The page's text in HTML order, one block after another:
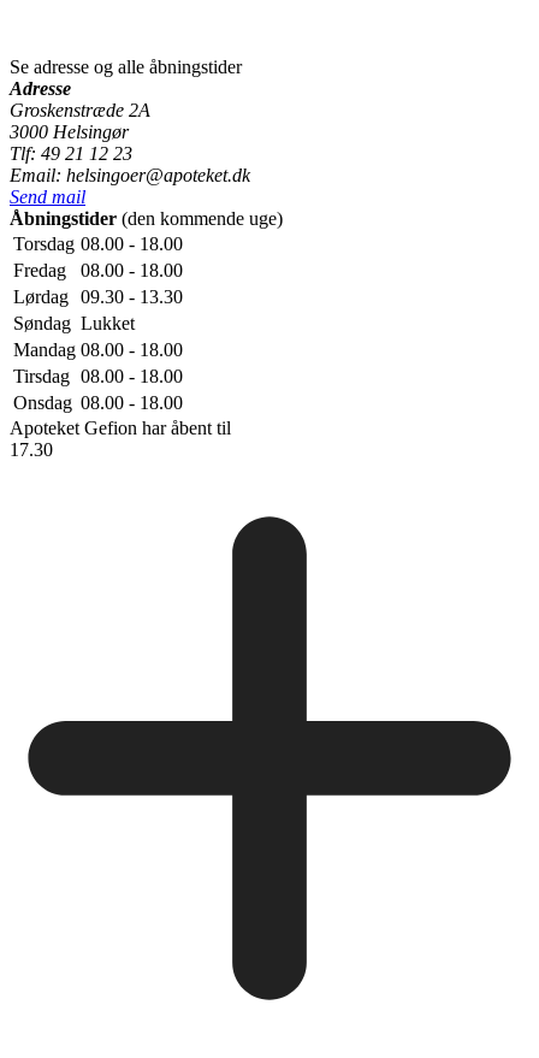
Se adresse og alle åbningstider
Adresse
Groskenstræde 2A
3000 Helsingør
Tlf: 49 21 12 23
Email: helsingoer@apoteket.dk
Send mail
Åbningstider (den kommende uge)
Torsdag 08.00 - 18.00
Fredag
08.00 - 18.00
Lørdag 09.30 - 13.30
Søndag Lukket
Mandag 08.00 - 18.00
Tirsdag 08.00 - 18.00
Onsdag 08.00 - 18.00
Apoteket Gefion har åbent til
17.30